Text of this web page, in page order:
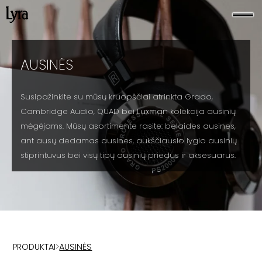
AUSINĖS
Susipažinkite su mūsų kruopščiai atrinkta Grado,
Cambridge Audio, QUAD bei Luxman kolekcija ausinių
mėgėjams. Mūsų asortimente rasite: belaides ausines,
ant ausų dedamas ausines, aukščiausio lygio ausinių
stiprintuvus bei visų tipų ausinių priedus ir aksesuarus.
PRODUKTAI>AUSINĖS